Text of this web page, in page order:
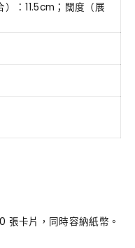
：11.5cm；闊度（展
張卡片，同時容納紙幣。